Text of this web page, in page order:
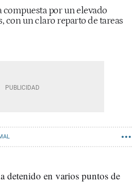
compuesta por un elevado
con un claro reparto de tareas
detenido en varios puntos de